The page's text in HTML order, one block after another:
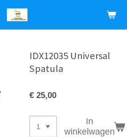
IDX12035 Universal
Spatula
€ 25,00
In
winkelwagen